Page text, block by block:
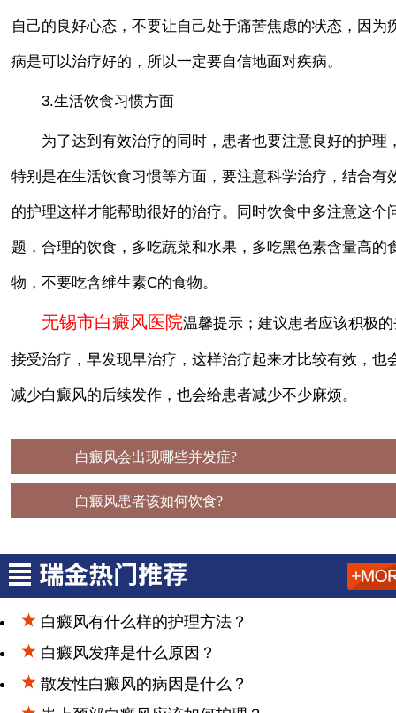
自己的良好心态，不要让自己处于痛苦焦虑的状态，因为
病是可以治疗好的，所以一定要自信地面对疾病。
3.生活饮食习惯方面
为了达到有效治疗的同时，患者也要注意良好的护理
特别是在生活饮食习惯等方面，要注意科学治疗，结合有
的护理这样才能帮助很好的治疗。同时饮食中多注意这个
题，合理的饮食，多吃蔬菜和水果，多吃黑色素含量高的
物，不要吃含维生素C的食物。
无锡市白癜风医院温馨提示；建议患者应该积极
接受治疗，早发现早治疗，这样治疗起来才比较有效，也
减少白癜风的后续发作，也会给患者减少不少麻烦。
白癜风会出现哪些并发症?
白癜风患者该如何饮食?
白癜风有什么样的护理方法？
白癜风发痒是什么原因？
散发性白癜风的病因是什么？